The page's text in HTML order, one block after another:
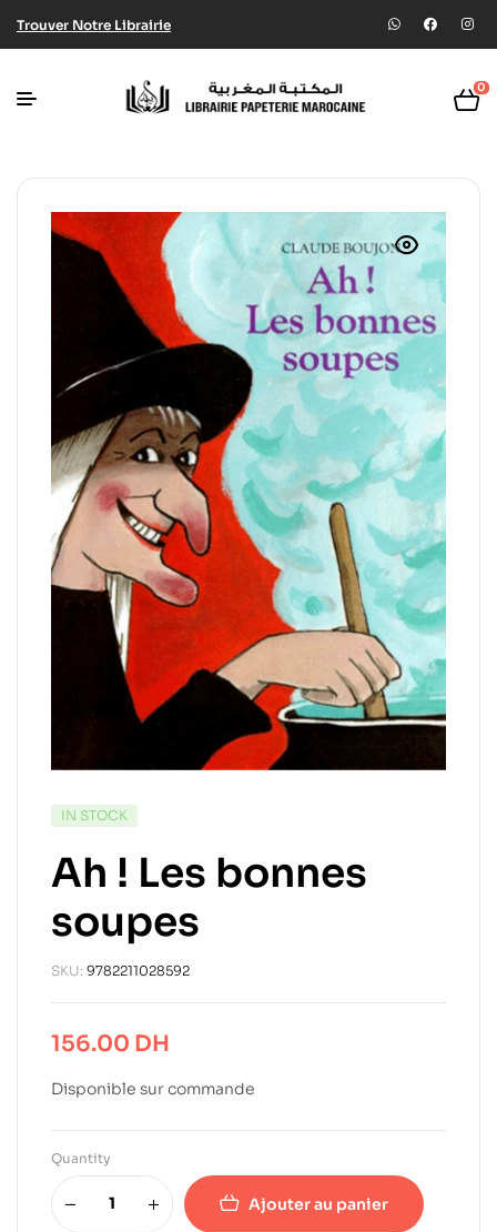
Trouver Notre Librairie
0
IN STOCK
Ah ! Les bonnes
soupes
SKU: 9782211028592
156.00 DH
Disponible sur commande
Quantity
Ajouter au panier